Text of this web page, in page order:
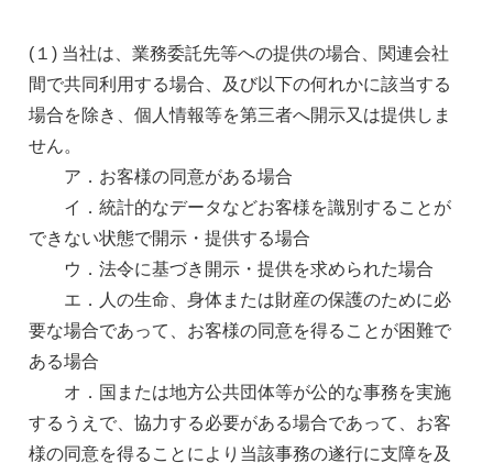
(１) 当社は、業務委託先等への提供の場合、関連会社
間で共同利用する場合、及び以下の何れかに該当する
場合を除き、個人情報等を第三者へ開示又は提供しま
せん。
ア．お客様の同意がある場合
イ．統計的なデータなどお客様を識別することが
できない状態で開示・提供する場合
ウ．法令に基づき開示・提供を求められた場合
エ．人の生命、身体または財産の保護のために必
要な場合であって、お客様の同意を得ることが困難で
ある場合
オ．国または地方公共団体等が公的な事務を実施
するうえで、協力する必要がある場合であって、お客
様の同意を得ることにより当該事務の遂行に支障を及